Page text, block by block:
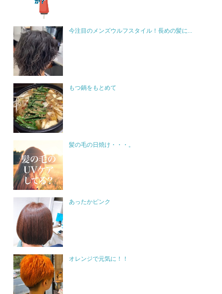
今注目のメンズウルフスタイル！長めの髪に...
もつ鍋をもとめて
髪の毛の日焼け・・・。
あったかピンク
オレンジで元気に！！